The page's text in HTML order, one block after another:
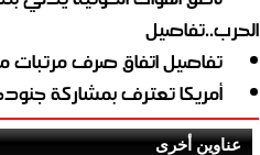
الحرب..تفاصيل
تفاصيل اتفاق صرف مرتبات
أمريكا تعترف بمشاركة
عناوين أخرى